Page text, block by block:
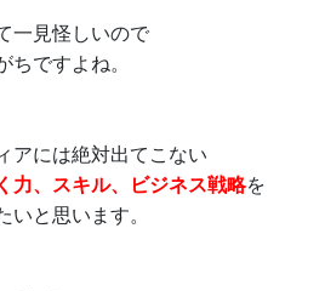
一見怪しいので
ちですよね。
アには絶対出てこない
力、スキル、ビジネス戦略を
いと思います。